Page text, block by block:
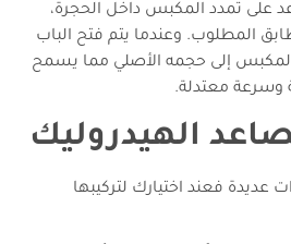
على تمدد المكبس داخل الحجرة،
المطلوب. وعندما يتم فتح الباب
إلى حجمه الأصلي مما يسمح
معتدلة.
الهيدروليك
عديدة فعند اختيارك لتركيبها